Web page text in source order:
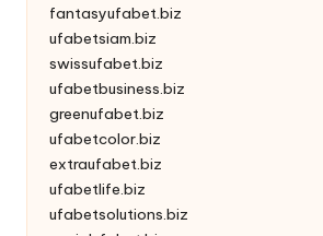
fantasyufabet.biz
ufabetsiam.biz
swissufabet.biz
ufabetbusiness.biz
greenufabet.biz
ufabetcolor.biz
extraufabet.biz
ufabetlife.biz
ufabetsolutions.biz